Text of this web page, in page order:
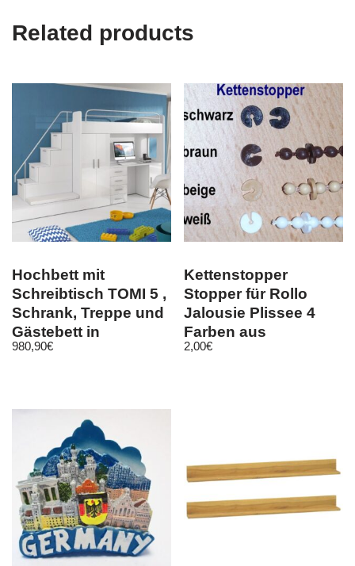
Related products
Hochbett mit
Schreibtisch TOMI 5 ,
Schrank, Treppe und
Gästebett in
Hochglanz !
980,90€
Kettenstopper
Stopper für Rollo
Jalousie Plissee 4
Farben aus
Kunststoff 2 Stk.
2,00€